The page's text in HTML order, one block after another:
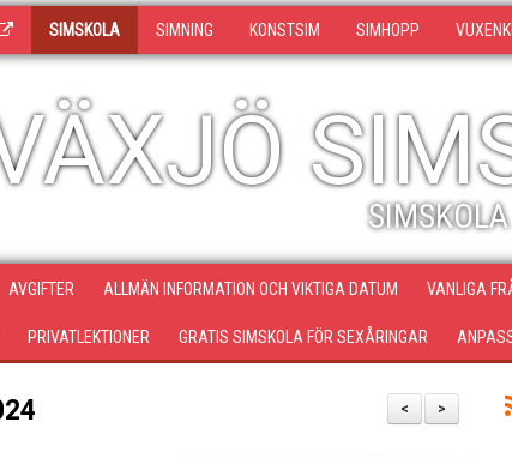
SIMSKOLA SIMNING KONSTSIM SIMHOPP
SIMSKOLA
AVGIFTER ALLMÄN INFORMATION OCH VIKTIGA DATUM VANLIGA
PRIVATLEKTIONER GRATIS SIMSKOLA FÖR SEXÅRINGAR
>
<